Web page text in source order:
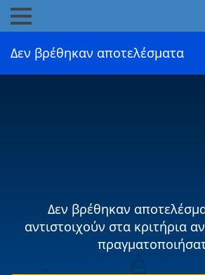
Δεν βρέθηκαν αποτελέσματα
Δεν βρέθηκαν
αντιστοιχούν στα κριτήρια